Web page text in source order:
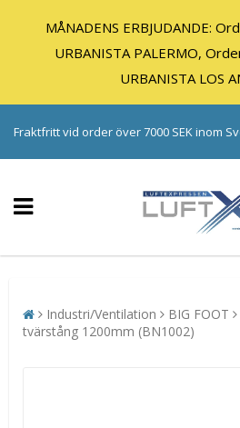
MÅNADENS ERBJUDANDE:
URBANISTA PALERMO,
URBANISTA LOS
Fraktfritt vid order över 7000 SEK inom
Industri/Ventilation BIG FOOT
tvärstång 1200mm (BN1002)